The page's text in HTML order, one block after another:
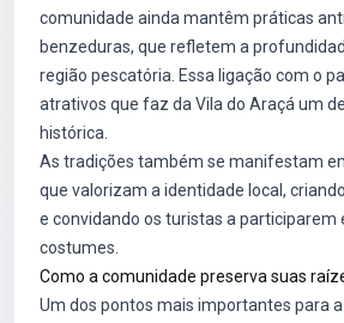
comunidade ainda mantêm práticas
benzeduras, que refletem a
região pescatória. Essa ligação com o
atrativos que faz da Vila do Araçá um
histórica.
As tradições também se manifestam
que valorizam a identidade local,
e convidando os turistas a participarem
costumes.
Como a comunidade preserva suas
Um dos pontos mais importantes para